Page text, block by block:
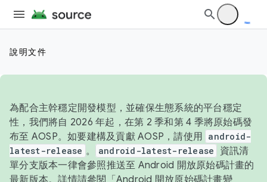
說明文件
為配合主幹穩定開發模型，並確保生態系統的平台穩定
性，我們將自 2026 年起，在第 2 季和第 4 季將原始碼發
布至 AOSP。如要建構及貢獻 AOSP，請使用 android-
latest-release 。 android-latest-release
資訊清
單分支版本一律會參照推送至 Android 開放原始碼計畫的
最新版本。詳情請參閱「 Android 開放原始碼計畫變